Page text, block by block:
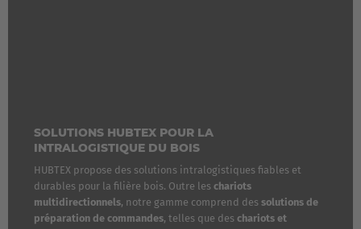
SOLUTIONS HUBTEX POUR LA
INTRALOGISTIQUE DU BOIS
HUBTEX propose des solutions intralogistiques fiables et
durables pour la filière bois. Outre les chariots
multidirectionnels, notre gamme comprend des solutions de
préparation de commandes, telles que des chariots et